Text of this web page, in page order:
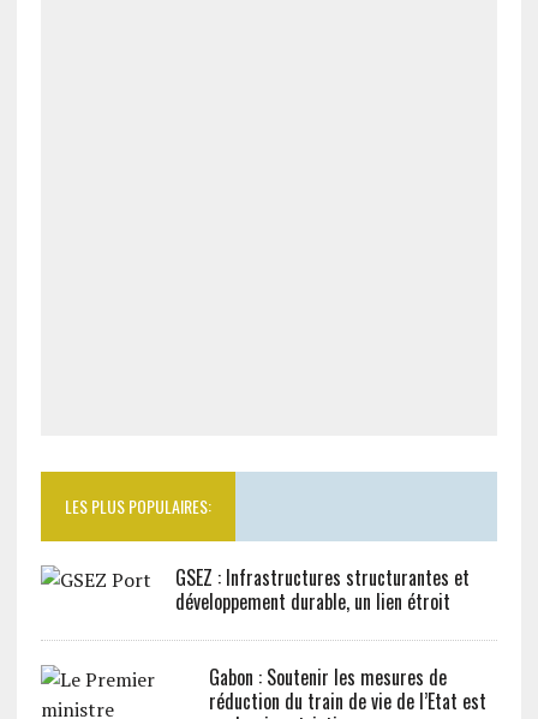
LES PLUS POPULAIRES:
GSEZ : Infrastructures structurantes et
développement durable, un lien étroit
Gabon : Soutenir les mesures de
réduction du train de vie de l’Etat est